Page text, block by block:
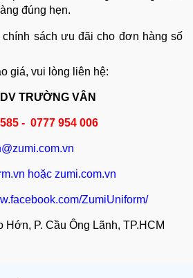
đúng hẹn.
chính sách ưu đãi cho đơn hàng số
giá, vui lòng liên hệ:
TRƯỜNG VÂN
- 0777 954 006
hoặc zumi.com.vn
ZumiUniform/
P. Cầu Ông Lãnh, TP.HCM